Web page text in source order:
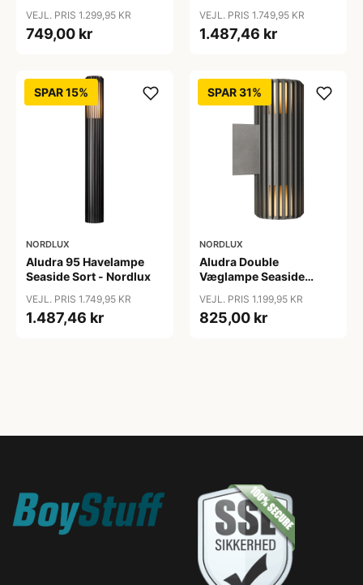
VEJL. PRIS 1.299,95 KR
749,00 kr
VEJL. PRIS 1.749,95 KR
1.487,46 kr
SPAR 15%
NORDLUX
Aludra 95 Havelampe
Seaside Sort - Nordlux
VEJL. PRIS 1.749,95 KR
1.487,46 kr
SPAR 31%
NORDLUX
Aludra Double
Væglampe Seaside
VEJL. PRIS 1.199,95 KR
825,00 kr